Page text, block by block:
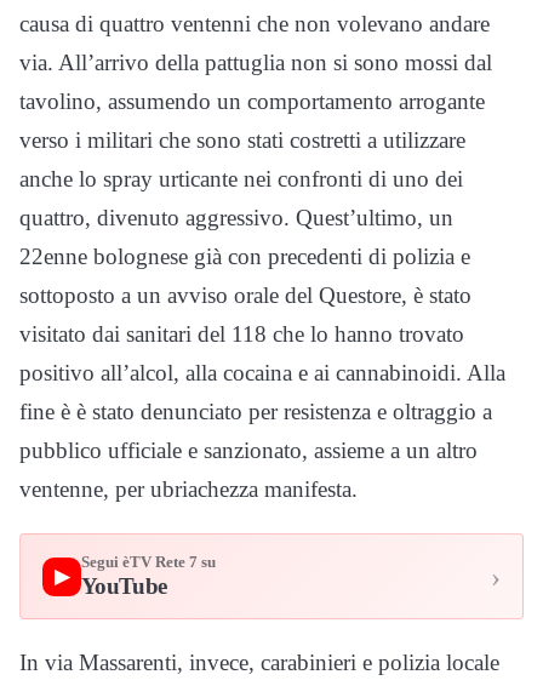
causa di quattro ventenni che non volevano andare
via. All’arrivo della pattuglia non si sono mossi dal
tavolino, assumendo un comportamento arrogante
verso i militari che sono stati costretti a utilizzare
anche lo spray urticante nei confronti di uno dei
quattro, divenuto aggressivo. Quest’ultimo, un
22enne bolognese già con precedenti di polizia e
sottoposto a un avviso orale del Questore, è stato
visitato dai sanitari del 118 che lo hanno trovato
positivo all’alcol, alla cocaina e ai cannabinoidi. Alla
fine è è stato denunciato per resistenza e oltraggio a
pubblico ufficiale e sanzionato, assieme a un altro
ventenne, per ubriachezza manifesta.
▶
Segui èTV Rete 7 su
YouTube ›
In via Massarenti, invece, carabinieri e polizia locale